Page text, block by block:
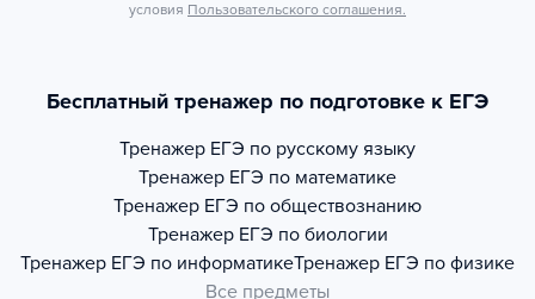
условия Пользовательского соглашения.
Бесплатный тренажер по подготовке к ЕГЭ
Тренажер ЕГЭ по русскому языку
Тренажер ЕГЭ по математике
Тренажер ЕГЭ по обществознанию
Тренажер ЕГЭ по биологии
Тренажер ЕГЭ по информатикеТренажер ЕГЭ по физике
Все предметы